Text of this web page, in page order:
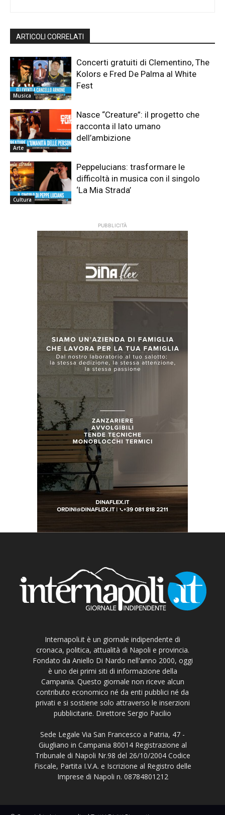
ARTICOLI CORRELATI
Musica
Concerti gratuiti di Clementino, The
Kolors e Fred De Palma al White
Fest
Arte
Nasce “Creature”: il progetto che
racconta il lato umano
dell’ambizione
Cultura
Peppelucians: trasformare le
difficoltà in musica con il singolo
‘La Mia Strada’
PUBBLICITÀ
Internapoli.it è un giornale indipendente di
cronaca, politica, attualità di Napoli e provincia.
Fondato da Aniello Di Nardo nell'anno 2000, oggi
è uno dei primi siti di informazione della
Campania. Questo giornale non riceve alcun
contributo economico né da enti pubblici né da
privati e si sostiene solo attraverso le inserzioni
pubblicitarie. Direttore Sergio Pacilio
Sede Legale Via San Francesco a Patria, 47 -
Giugliano in Campania 80014 Registrazione al
Tribunale di Napoli Nr.98 del 26/10/2004 Codice
Fiscale, Partita I.V.A. e Iscrizione al Registro delle
Imprese di Napoli n. 08784801212